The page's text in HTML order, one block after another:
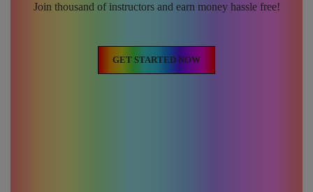
Join thousand of instructors and earn money hassle free!
GET STARTED NOW